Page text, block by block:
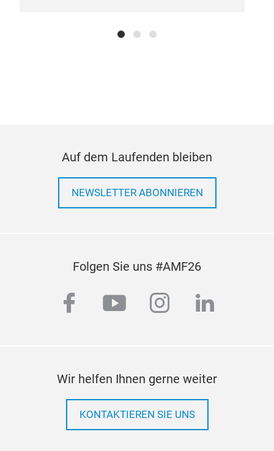
Auf dem Laufenden bleiben
NEWSLETTER ABONNIEREN
Folgen Sie uns #AMF26
facebook
youtubeinstagram
linkedin
Wir helfen Ihnen gerne weiter
KONTAKTIEREN SIE UNS